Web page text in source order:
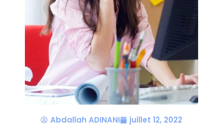
Abdallah ADINANI juillet 12, 2022